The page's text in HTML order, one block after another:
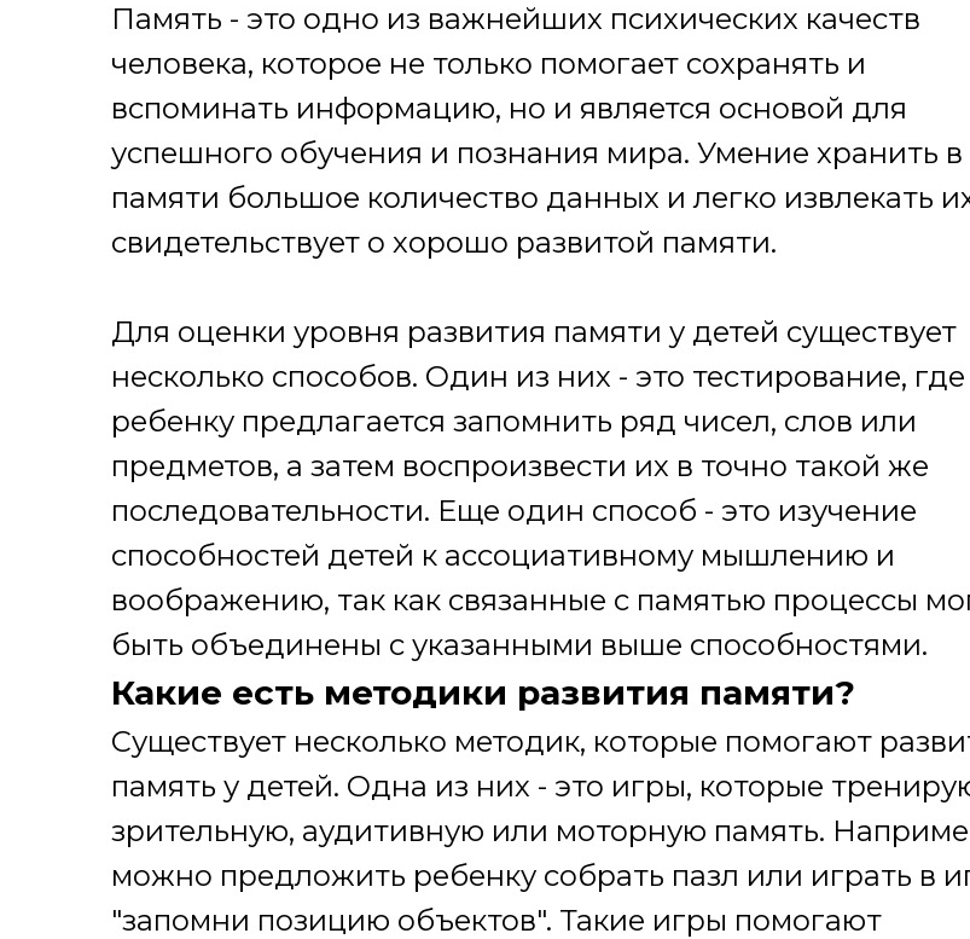
Память - это одно из важнейших психических качеств
человека, которое не только помогает сохранять и
вспоминать информацию, но и является основой для
успешного обучения и познания мира. Умение хранить в
памяти большое количество данных и легко извлекать
свидетельствует о хорошо развитой памяти.
Для оценки уровня развития памяти у детей существует
несколько способов. Один из них - это тестирование, где
ребенку предлагается запомнить ряд чисел, слов или
предметов, а затем воспроизвести их в точно такой же
последовательности. Еще один способ - это изучение
способностей детей к ассоциативному мышлению и
воображению, так как связанные с памятью процессы
быть объединены с указанными выше способностями.
Какие есть методики развития памяти?
Существует несколько методик, которые помогают
память у детей. Одна из них - это игры, которые
зрительную, аудитивную или моторную память.
можно предложить ребенку собрать пазл или играть в
"запомни позицию объектов". Такие игры помогают